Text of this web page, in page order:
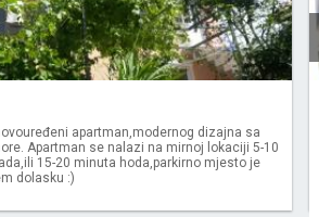
apartman,modernog dizajna sa
Apartman se nalazi na mirnoj lokaciji 5-10
15-20 minuta hoda,parkirno mjesto je
dolasku :)